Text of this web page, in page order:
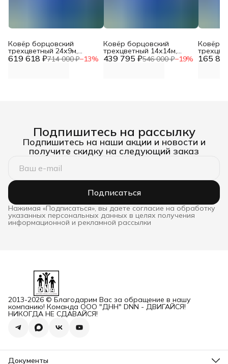
619 618 ₽714 000 ₽−13%
Ковёр борцовский
трехцветный 24х9м,
наполнитель ППЭ 439 795 ₽546 000 ₽−19%
Ковёр борцовский
трехцветный 14х14м,
наполнитель ППЭ 165
Ковёр
Подпишитесь на рассылку
Подпишитесь на наши акции и новости и
получите скидку на следующий заказ
Подписаться
Нажимая «Подписаться», вы даете согласие на обработку
указанных персональных данных в целях получения
информационной и рекламной рассылки
2013-2026 © Благодарим Вас за обращение в нашу
компанию! Команда ООО "ДНН" DNN - ДВИГАЙСЯ!
НИКОГДА НЕ СДАВАЙСЯ!
Документы